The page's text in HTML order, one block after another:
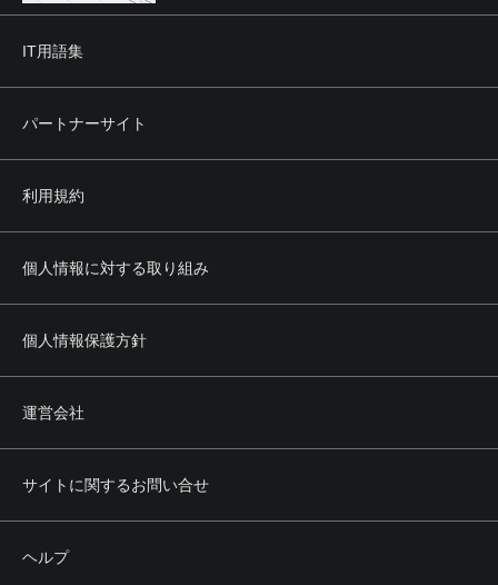
IT用語集
パートナーサイト
利用規約
個人情報に対する取り組み
個人情報保護方針
運営会社
サイトに関するお問い合せ
ヘルプ